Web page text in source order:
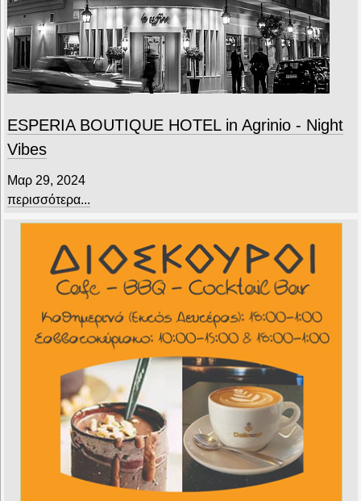
ESPERIA BOUTIQUE HOTEL in Agrinio - Night
Vibes
Μαρ 29, 2024
περισσότερα...